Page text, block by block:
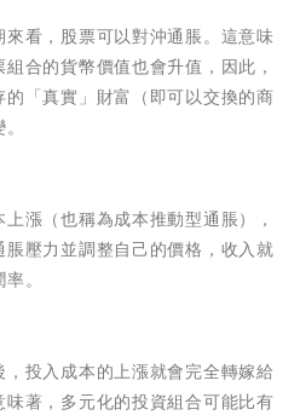
看，股票可以對沖通脹。這意味
合的貨幣價值也會升值，因此，
「真實」財富（即可以交換的商
漲（也稱為成本推動型通脹），
壓力並調整自己的價格，收入就
。
投入成本的上漲就會完全轉嫁給
著，多元化的投資組合可能比有